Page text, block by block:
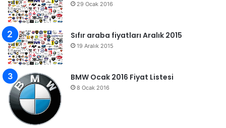
29 Ocak 2016
Sıfır araba fiyatları Aralık 2015
19 Aralık 2015
BMW Ocak 2016 Fiyat Listesi
8 Ocak 2016